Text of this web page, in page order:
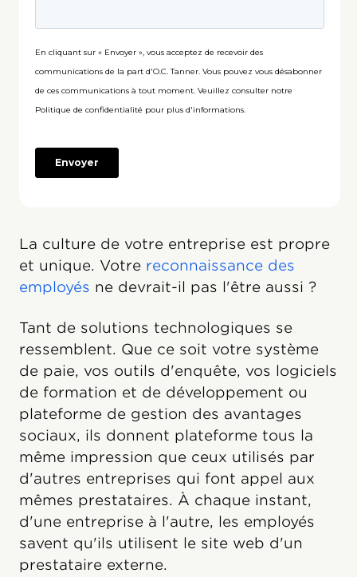
La culture de votre entreprise est propre
et unique. Votre reconnaissance des
employés ne devrait-il pas l'être aussi ?
Tant de solutions technologiques se
ressemblent. Que ce soit votre système
de paie, vos outils d'enquête, vos logiciels
de formation et de développement ou
plateforme de gestion des avantages
sociaux, ils donnent plateforme tous la
même impression que ceux utilisés par
d'autres entreprises qui font appel aux
mêmes prestataires. À chaque instant,
d'une entreprise à l'autre, les employés
savent qu'ils utilisent le site web d'un
prestataire externe.